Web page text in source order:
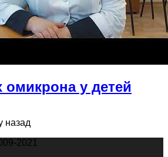
у детей
назад
2021